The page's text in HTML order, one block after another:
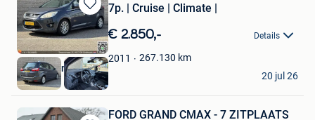
Bewaren
in
Mijn
Favorieten
7p. | Cruise | Climate |
€ 2.850,- Details
2011 267.130 km
Vlashuizen B.V.
Lommel
20 jul 26
FORD GRAND CMAX - 7 ZITPLAATS